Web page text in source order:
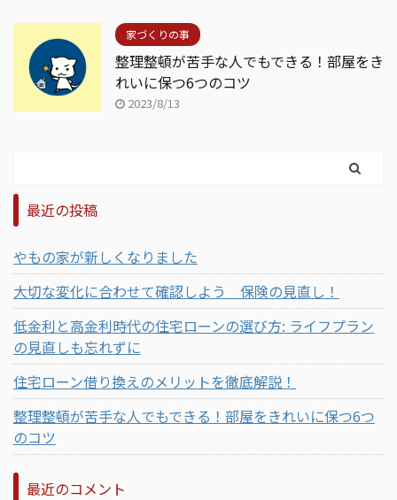
家づくりの事
整理整頓が苦手な人でもできる！部屋をき
れいに保つ6つのコツ
2023/8/13
最近の投稿
やもの家が新しくなりました
大切な変化に合わせて確認しよう 保険の見直し！
低金利と高金利時代の住宅ローンの選び方: ライフプラン
の見直しも忘れずに
住宅ローン借り換えのメリットを徹底解説！
整理整頓が苦手な人でもできる！部屋をきれいに保つ6つ
のコツ
最近のコメント